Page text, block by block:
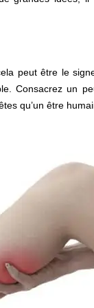
peut être le
Consacrez un
qu’un être